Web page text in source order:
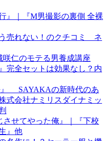
』｜『M男撮影の裏側 全裸
売れない！のクチコミ ネ
咲仁のモテる男養成講座
完全セットは効果なし？内
』 SAYAKAの新時代のあ
式会社ナミリスダイナミッ
させてやった俺』｜『下校
』他